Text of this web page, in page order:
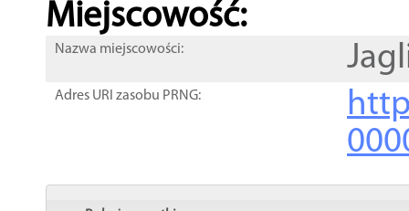
Miejscowość:
Nazwa miejscowości:
Adres URI zasobu PRNG: